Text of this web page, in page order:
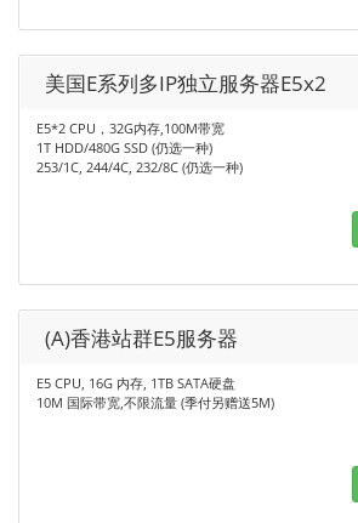
美国E系列多IP独立服务器E5x2
E5*2 CPU，32G内存,100M带宽
1T HDD/480G SSD (仍选一种)
253/1C, 244/4C, 232/8C (仍选一种)
(A)香港站群E5服务器
E5 CPU, 16G 内存, 1TB SATA硬盘
10M 国际带宽,不限流量 (季付另赠送5M)